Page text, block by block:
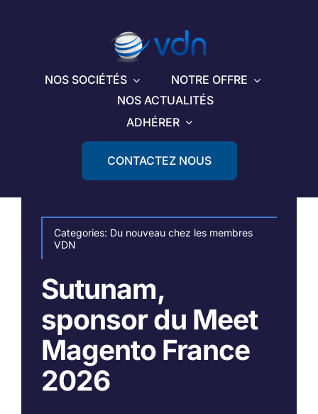
NOS SOCIÉTÉS
NOTRE OFFRE
NOS ACTUALITÉS
ADHÉRER
CONTACTEZ NOUS
Categories: Du nouveau chez les membres
VDN
Sutunam,
sponsor du Meet
Magento France
2026